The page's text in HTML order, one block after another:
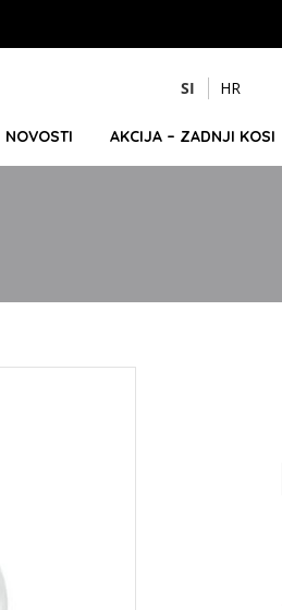
na
SI HR
NOVOSTI AKCIJA – ZADNJI KOSI